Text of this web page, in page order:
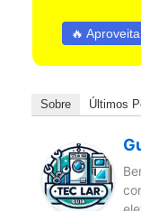
🔥
Sobre Últimos